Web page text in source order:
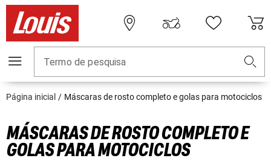
Termo de pesquisa
Página inicial Máscaras de rosto completo e golas para motociclos
MÁSCARAS DE ROSTO COMPLETO E
GOLAS PARA MOTOCICLOS